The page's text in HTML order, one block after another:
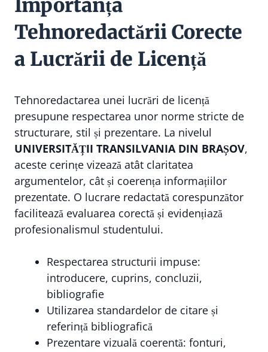
Importanța
Tehnoredactării Corecte
a Lucrării de Licență
Tehnoredactarea unei lucrări de licență
presupune respectarea unor norme stricte de
structurare, stil și prezentare. La nivelul
UNIVERSITĂȚII TRANSILVANIA DIN BRAȘOV,
aceste cerințe vizează atât claritatea
argumentelor, cât și coerența informațiilor
prezentate. O lucrare redactată corespunzător
facilitează evaluarea corectă și evidențiază
profesionalismul studentului.
Respectarea structurii impuse:
introducere, cuprins, concluzii,
bibliografie
Utilizarea standardelor de citare și
referință bibliografică
Prezentare vizuală coerentă: fonturi,